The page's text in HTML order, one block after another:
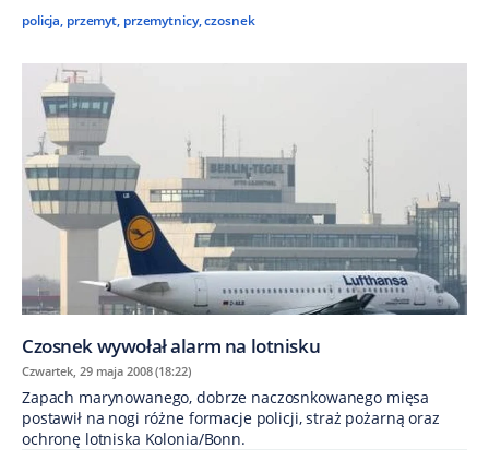
policja, przemyt, przemytnicy,czosnek
Czosnek wywołał alarm na lotnisku
Czwartek, 29 maja 2008 (18:22)
Zapach marynowanego, dobrze naczosnkowanego mięsa
postawił na nogi różne formacje policji, straż pożarną oraz
ochronę lotniska Kolonia/Bonn.